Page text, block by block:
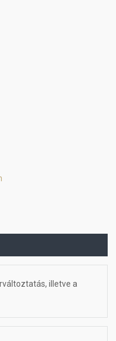
illetve a